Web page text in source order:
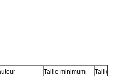
Taille minimum
Taille